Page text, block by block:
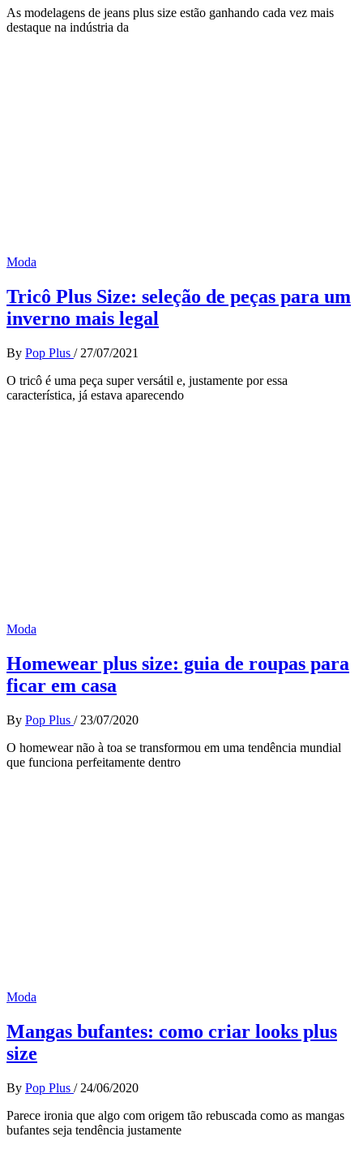
As modelagens de jeans plus size estão ganhando cada vez mais
destaque na indústria da
Moda
Tricô Plus Size: seleção de peças para um
inverno mais legal
By Pop Plus / 27/07/2021
O tricô é uma peça super versátil e, justamente por essa
característica, já estava aparecendo
Moda
Homewear plus size: guia de roupas para
ficar em casa
By Pop Plus / 23/07/2020
O homewear não à toa se transformou em uma tendência mundial
que funciona perfeitamente dentro
Moda
Mangas bufantes: como criar looks plus
size
By Pop Plus / 24/06/2020
Parece ironia que algo com origem tão rebuscada como as mangas
bufantes seja tendência justamente